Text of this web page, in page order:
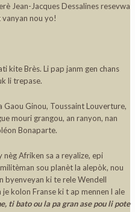
Jean-Jacques Dessalines resevwa
vanyan nou yo!
kite Brès. Li pap janm gen chans
li trepase.
Ginou, Toussaint Louverture,
mouri grangou, an ranyon, nan
Bonaparte.
Afriken sa a reyalize, epi
sou planèt la alepòk, nou
byenveyan ki te rele Wendell
kolon Franse ki t ap mennen l ale
ti bato ou la pa gran ase pou li pote